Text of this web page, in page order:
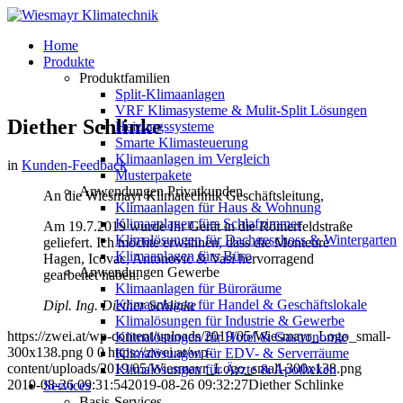
Home
Produkte
Produktfamilien
Split-Klimaanlagen
VRF Klimasysteme & Mulit-Split Lösungen
Heizungssysteme
Smarte Klimasteuerung
Klimaanlagen im Vergleich
Musterpakete
Anwendungen Privatkunden
Klimaanlagen für Haus & Wohnung
Klimaanlagen fürs Schlafzimmer
Klimalösungen für Dachgeschoss & Wintergarten
Klimaanlagen fürs Büro
Anwendungen Gewerbe
Klimaanlagen für Büroräume
Klimaanlagen für Handel & Geschäftslokale
Klimalösungen für Industrie & Gewerbe
Klimalösungen für Hotel & Gastronomie
Klimalösungen für EDV- & Serverräume
Klimalösungen für Ärzte & Apotheken
Services
Diether Schlinke
in Kunden-Feedback
An die Wiesmayr Klimatechnik Geschäftsleitung,
Am 19.7.2019 wurde Ihr Gerät in die Römerfeldstraße
geliefert. Ich möchte erwähnen, dass die Monteure
Hagen, Icovac, Antonovic & Vasi hervorragend
gearbeitet haben.
Dipl. Ing. Diether Schlinke
https://zwei.at/wp-content/uploads/2019/05/Wiesmayr_Logo_small-
300x138.png 0 0 https://zwei.at/wp-
content/uploads/2019/05/Wiesmayr_Logo_small-300x138.png
2019-08-26 09:31:542019-08-26 09:32:27Diether Schlinke